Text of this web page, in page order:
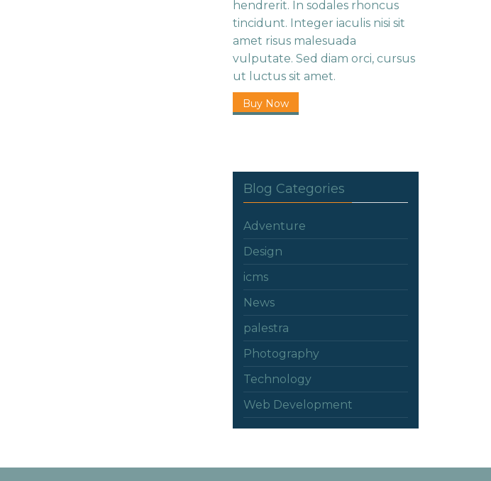
hendrerit. In sodales rhoncus
tincidunt. Integer iaculis nisi sit
amet risus malesuada
vulputate. Sed diam orci, cursus
ut luctus sit amet.
Buy Now
Blog Categories
Adventure
Design
icms
News
palestra
Photography
Technology
Web Development